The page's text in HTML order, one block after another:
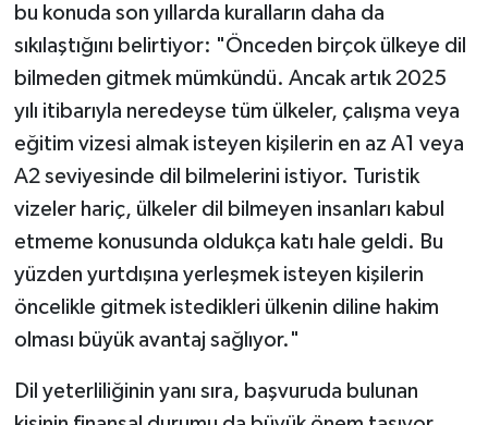
bu konuda son yıllarda kuralların daha da
sıkılaştığını belirtiyor: "Önceden birçok ülkeye dil
bilmeden gitmek mümkündü. Ancak artık 2025
yılı itibarıyla neredeyse tüm ülkeler, çalışma veya
eğitim vizesi almak isteyen kişilerin en az A1 veya
A2 seviyesinde dil bilmelerini istiyor. Turistik
vizeler hariç, ülkeler dil bilmeyen insanları kabul
etmeme konusunda oldukça katı hale geldi. Bu
yüzden yurtdışına yerleşmek isteyen kişilerin
öncelikle gitmek istedikleri ülkenin diline hakim
olması büyük avantaj sağlıyor."
Dil yeterliliğinin yanı sıra, başvuruda bulunan